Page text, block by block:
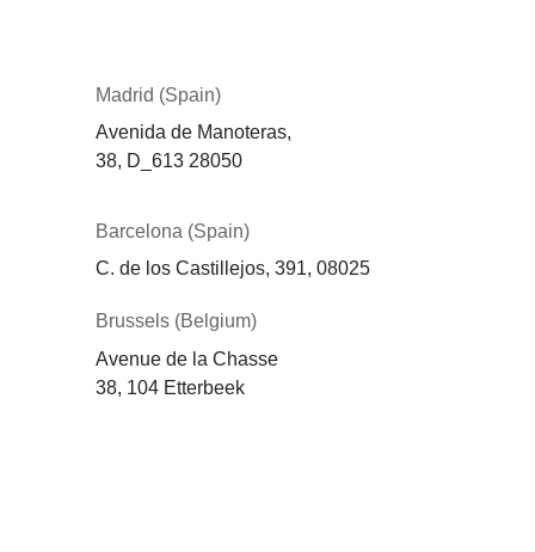
Madrid (Spain)
Avenida de Manoteras,
38, D_613 28050
Barcelona (Spain)
C. de los Castillejos, 391, 08025
Brussels (Belgium)
Avenue de la Chasse
38, 104 Etterbeek